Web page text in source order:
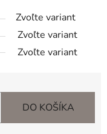
Zvoľte variant
Zvoľte variant
Zvoľte variant
DO KOŠÍKA